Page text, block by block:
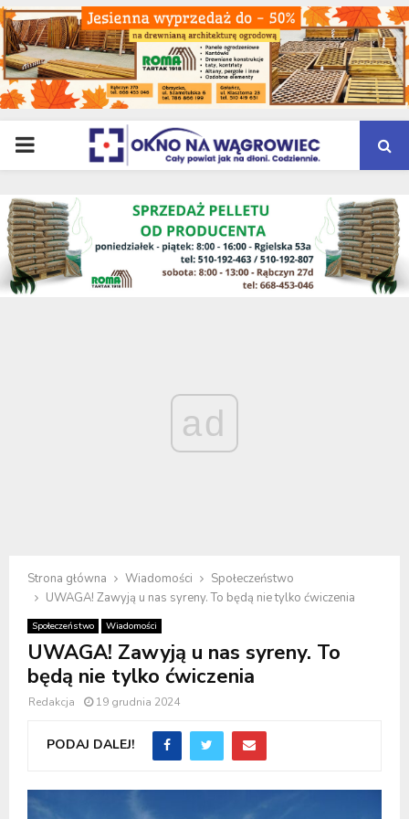
PRIMARY
MENU
ad
Strona główna Wiadomości
Społeczeństwo
UWAGA! Zawyją u nas syreny. To będą nie tylko ćwiczenia
Społeczeństwo Wiadomości
UWAGA! Zawyją u nas syreny. To
będą nie tylko ćwiczenia
Redakcja 19 grudnia 2024
PODAJ DALEJ!